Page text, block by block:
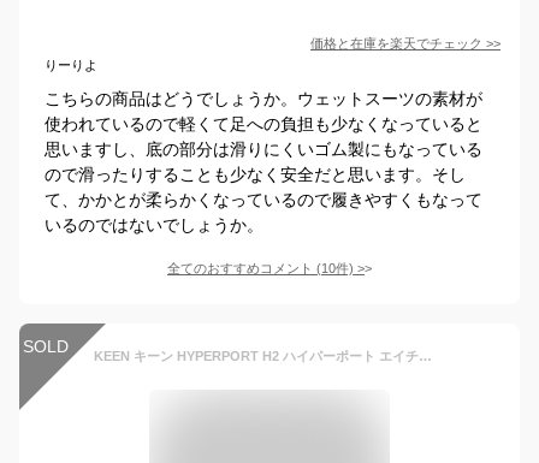
価格と在庫を楽天でチェック >>
りーりよ
こちらの商品はどうでしょうか。ウェットスーツの素材が
使われているので軽くて足への負担も少なくなっていると
思いますし、底の部分は滑りにくいゴム製にもなっている
ので滑ったりすることも少なく安全だと思います。そし
て、かかとが柔らかくなっているので履きやすくもなって
いるのではないでしょうか。
全てのおすすめコメント (10件) >
SOLD KEEN キーン HYPERPORT H2 ハイパーポート エイチツー キッズ・ジュニア スポーツサンダル 子供サンダル 水陸両用サンダル カジュアルシューズ 普段履き バンジーシューレース ノンマーキングラバー 快適 速乾性